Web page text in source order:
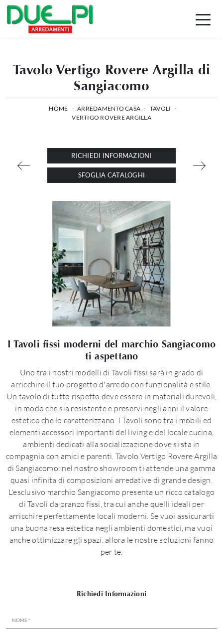
Tavolo Vertigo Rovere Argilla di
Sangiacomo
HOME - ARREDAMENTO CASA - TAVOLI -
VERTIGO ROVERE ARGILLA
RICHIEDI INFORMAZIONI
SFOGLIA CATALOGHI
I Tavoli fissi moderni del marchio Sangiacomo
ti aspettano
Uno tra i nostri modelli di Tavoli fissi sarà in grado di
arricchire il tuo progetto d'arredo con funzionalità e stile.
Un tavolo di tutto rispetto deve essere in materiali durevoli,
in modo che sia resistente e preservi negli anni il valore
estetico che lo caratterizzano. I Tavoli sono tra i mobili ed
elementi accessori importanti del living e del locale cucina,
ambienti dedicati alla socializzazione dove si sta in
compagnia con amici e parenti. Tavolo Vertigo Rovere Argilla
di Sangiacomo: nel nostro showroom ti attende una gamma
quasi infinita di composizioni arredative di grande design.
L'esclusivo marchio Sangiacomo presenta un ricco catalogo
di Tavoli da pranzo fissi, tra cui anche quelli ideali per
arricchire perfettamente locali moderni. Se vuoi assicurarti
una buona resa estetica negli ambienti domestici, ma vuoi
anche ottimizzare gli spazi, allora le nostre soluzioni fanno
per te.
Richiedi Informazioni